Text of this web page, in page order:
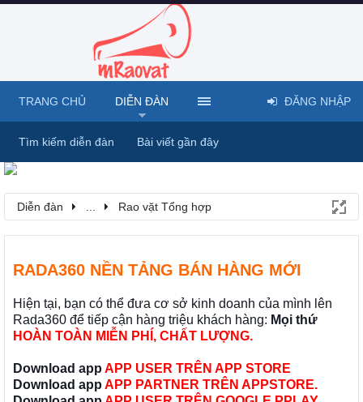
Diễn đàn Rao vặt Tổng hợp
RADA360 NỀN TẢNG BÁN HÀNG MỚI
Hiện tại, bạn có thể đưa cơ sở kinh doanh của mình lên
Rada360 để tiếp cận hàng triệu khách hàng: Mọi thứ
HOÀN TOÀN MIỄN PHÍ, CHẤT LƯỢNG.
Download app APP USER TRÊN APP STORE
Download app APP PARTNER TRÊN APPSTORE.
TRANG CHỦ DIỄN ĐÀN
Tìm kiếm diễn đàn Bài viết gần đây
ĐĂNG NHẬP